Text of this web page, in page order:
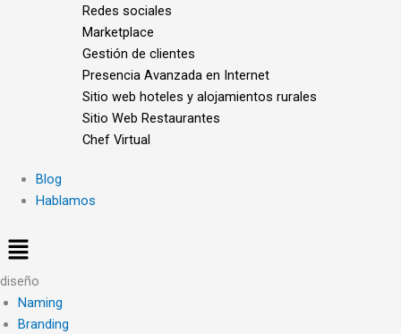
Redes sociales
Marketplace
Gestión de clientes
Presencia Avanzada en Internet
Sitio web hoteles y alojamientos rurales
Sitio Web Restaurantes
Chef Virtual
Blog
Hablamos
diseño
Naming
Branding